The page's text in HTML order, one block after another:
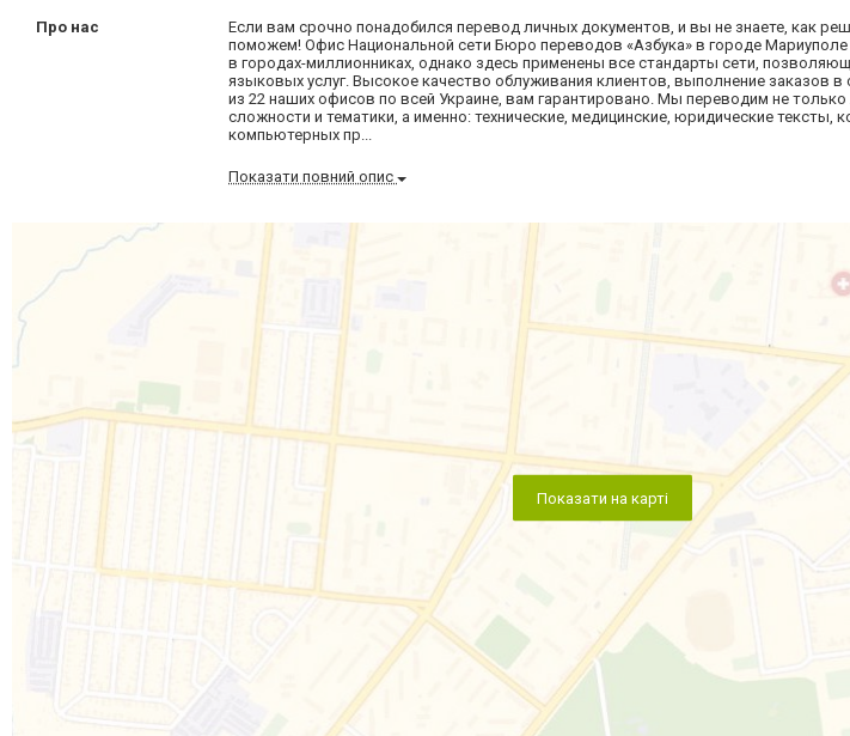
Про нас
Если вам срочно понадобился перевод личных документов, и вы не знаете, как
поможем! Офис Национальной сети Бюро переводов «Азбука» в городе
в городах-миллионниках, однако здесь применены все стандарты сети,
языковых услуг. Высокое качество облуживания клиентов, выполнение заказов
из 22 наших офисов по всей Украине, вам гарантировано. Мы переводим не
сложности и тематики, а именно: технические, медицинские, юридические тексты,
компьютерных пр...
Показати повний опис
Показати на карті